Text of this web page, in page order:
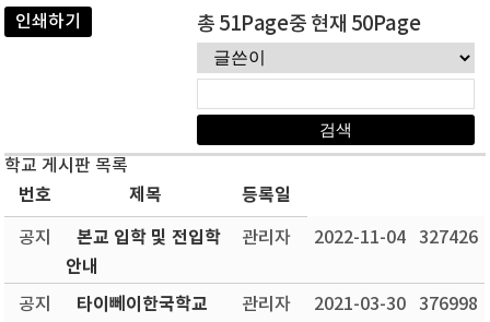
인쇄하기 총 51Page중 현재 50Page
학교 게시판 목록
번호 제목 등록일
공지
본교 입학 및 전입학
안내
관리자 2022-11-04 327426
공지
타이뻬이한국학교
관리자 2021-03-30 376998